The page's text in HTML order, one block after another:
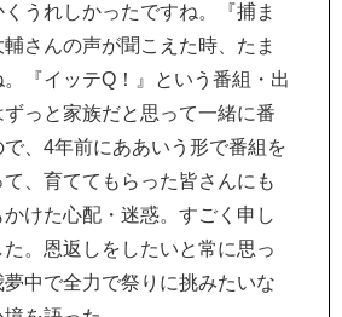
うれしかったですね。『捕ま
さんの声が聞こえた時、たま
『イッテQ！』という番組・出
っと家族だと思って一緒に番
、4年前にああいう形で番組を
、育ててもらった皆さんにも
けた心配・迷惑。すごく申し
。恩返しをしたいと常に思っ
中で全力で祭りに挑みたいな